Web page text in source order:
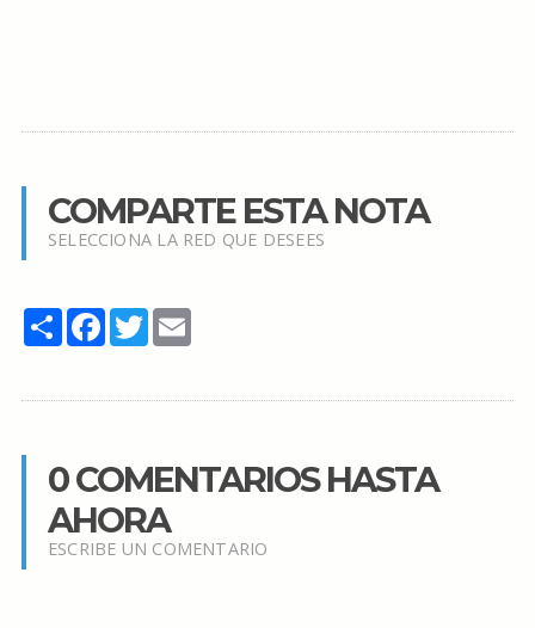
COMPARTE ESTA NOTA
SELECCIONA LA RED QUE DESEES
Share Facebook
TwitterEmail
0 COMENTARIOS HASTA
AHORA
ESCRIBE UN COMENTARIO